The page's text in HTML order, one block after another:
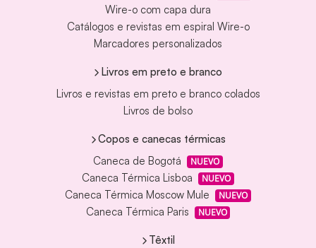
Wire-o com capa dura
Catálogos e revistas em espiral Wire-o
Marcadores personalizados
Livros em preto e branco
Livros e revistas em preto e branco colados
Livros de bolso
Copos e canecas térmicas
Caneca de Bogotá
NUEVO
Caneca Térmica Lisboa NUEVO
Caneca Térmica Moscow Mule NUEVO
Caneca Térmica Paris NUEVO
Têxtil